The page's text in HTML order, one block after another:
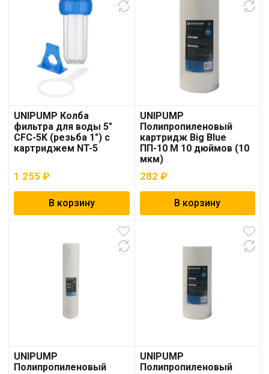
UNIPUMP Колба
фильтра для воды 5″
CFC-5K (резьба 1″) с
картриджем NT-5
1 255 ₽
В корзину
UNIPUMP
Полипропиленовый
картридж Big Blue
ПП-10 М 10 дюймов (10
мкм)
282 ₽
В корзину
UNIPUMP
Полипропиленовый
UNIPUMP
Полипропиленовый